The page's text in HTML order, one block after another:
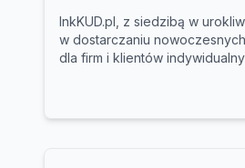
InkKUD.pl, z siedzibą w
w dostarczaniu
dla firm i klientów